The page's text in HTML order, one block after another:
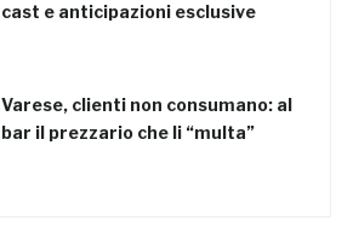
cast e anticipazioni esclusive
Varese, clienti non consumano: al
bar il prezzario che li “multa”